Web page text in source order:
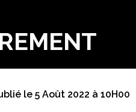
le 5 Août 2022 à 10H00